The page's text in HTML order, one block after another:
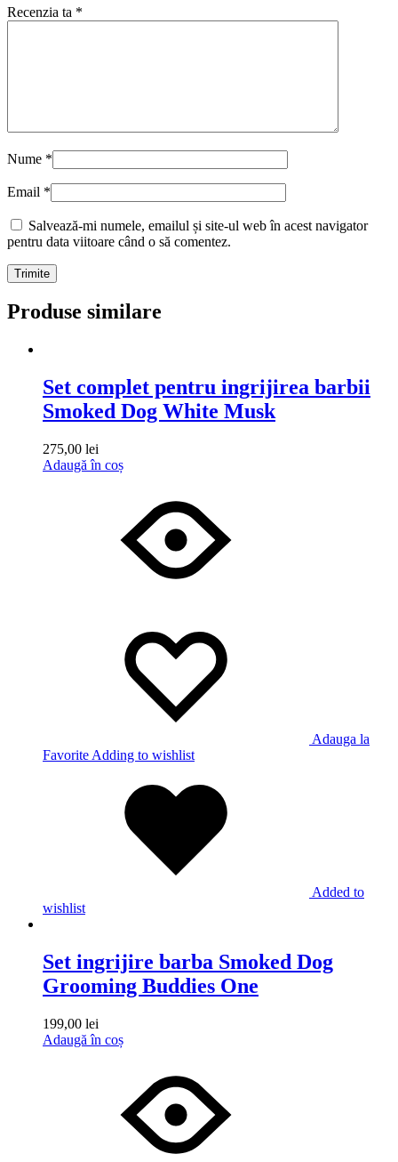
Recenzia ta *
Nume *
Email *
Salvează-mi numele, emailul și site-ul web în acest navigator
pentru data viitoare când o să comentez.
Produse similare
Set complet pentru ingrijirea barbii
Smoked Dog White Musk
275,00 lei
Adaugă în coș
Adauga la
Favorite Adding to wishlist
Added to
wishlist
Set ingrijire barba Smoked Dog
Grooming Buddies One
199,00 lei
Adaugă în coș